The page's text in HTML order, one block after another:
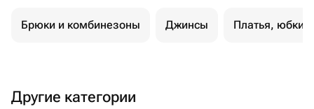
безупречно, смело обращайтесь
именно сюда. Вы точно не пожалеете!
Брюки и комбинезоны Джинсы Платья, юбки
Другие категории